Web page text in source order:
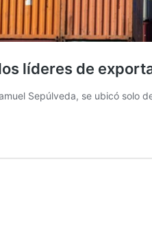
líderes de
Sepúlveda, se ubicó solo